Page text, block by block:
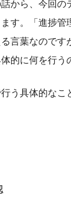
話から、今回
す。「進捗管
言葉なのです
的に何を行う
行う具体的な